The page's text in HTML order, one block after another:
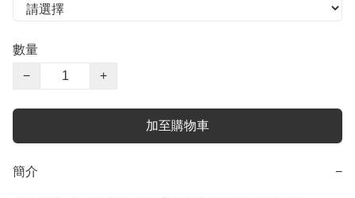
數量
−
+
加至購物車
簡介 −